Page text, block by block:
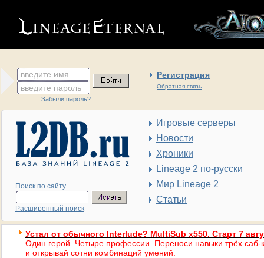
введите имя Регистрация
Обратная связь
введите пароль
Забыли пароль?
Поиск по сайту
Расширенный поиск
Игровые серверы
Новости
Хроники
Lineage 2 по-русски
Мир Lineage 2
Статьи
Устал от обычного Interlude? MultiSub x550. Старт 7
Один герой. Четыре профессии. Переноси навыки трёх саб-
и открывай сотни комбинаций умений.